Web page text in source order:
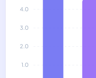
4.0
3.0
2.0
1.0